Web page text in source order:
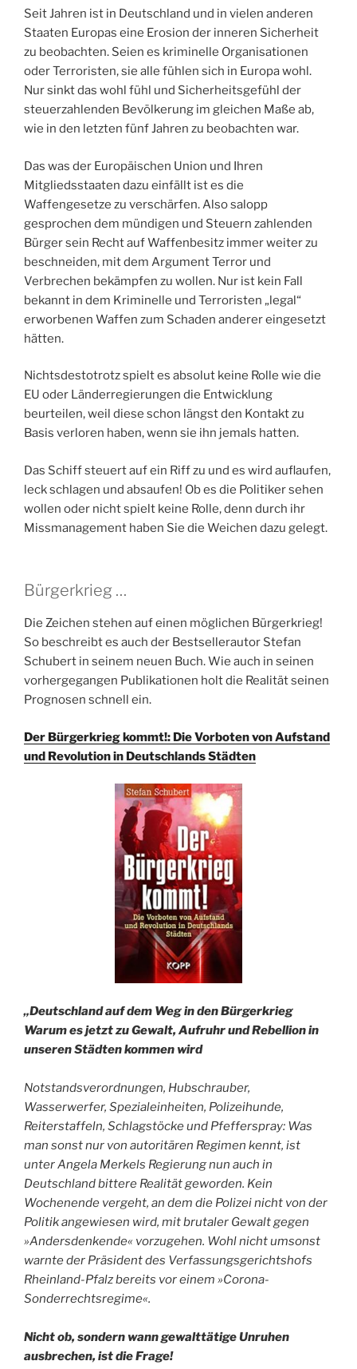
Seit Jahren ist in Deutschland und in vielen anderen
Staaten Europas eine Erosion der inneren Sicherheit
zu beobachten. Seien es kriminelle Organisationen
oder Terroristen, sie alle fühlen sich in Europa wohl.
Nur sinkt das wohl fühl und Sicherheitsgefühl der
steuerzahlenden Bevölkerung im gleichen Maße ab,
wie in den letzten fünf Jahren zu beobachten war.
Das was der Europäischen Union und Ihren
Mitgliedsstaaten dazu einfällt ist es die
Waffengesetze zu verschärfen. Also salopp
gesprochen dem mündigen und Steuern zahlenden
Bürger sein Recht auf Waffenbesitz immer weiter zu
beschneiden, mit dem Argument Terror und
Verbrechen bekämpfen zu wollen. Nur ist kein Fall
bekannt in dem Kriminelle und Terroristen „legal“
erworbenen Waffen zum Schaden anderer eingesetzt
hätten.
Nichtsdestotrotz spielt es absolut keine Rolle wie die
EU oder Länderregierungen die Entwicklung
beurteilen, weil diese schon längst den Kontakt zu
Basis verloren haben, wenn sie ihn jemals hatten.
Das Schiff steuert auf ein Riff zu und es wird auflaufen,
leck schlagen und absaufen! Ob es die Politiker sehen
wollen oder nicht spielt keine Rolle, denn durch ihr
Missmanagement haben Sie die Weichen dazu gelegt.
Bürgerkrieg …
Die Zeichen stehen auf einen möglichen Bürgerkrieg!
So beschreibt es auch der Bestsellerautor Stefan
Schubert in seinem neuen Buch. Wie auch in seinen
vorhergegangen Publikationen holt die Realität seinen
Prognosen schnell ein.
Der Bürgerkrieg kommt!: Die Vorboten von Aufstand
und Revolution in Deutschlands Städten
„Deutschland auf dem Weg in den Bürgerkrieg
Warum es jetzt zu Gewalt, Aufruhr und Rebellion in
unseren Städten kommen wird
Notstandsverordnungen, Hubschrauber,
Wasserwerfer, Spezialeinheiten, Polizeihunde,
Reiterstaffeln, Schlagstöcke und Pfefferspray: Was
man sonst nur von autoritären Regimen kennt, ist
unter Angela Merkels Regierung nun auch in
Deutschland bittere Realität geworden. Kein
Wochenende vergeht, an dem die Polizei nicht von der
Politik angewiesen wird, mit brutaler Gewalt gegen
»Andersdenkende« vorzugehen. Wohl nicht umsonst
warnte der Präsident des Verfassungsgerichtshofs
Rheinland-Pfalz bereits vor einem »Corona-
Sonderrechtsregime«.
Nicht ob, sondern wann gewalttätige Unruhen
ausbrechen, ist die Frage!